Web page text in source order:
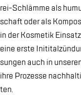
rei-Schläm­me als
schaft oder als
in der Kos­me­tik
eine ers­te
sun­gen auch in
ihre Pro­zes­se
ten.